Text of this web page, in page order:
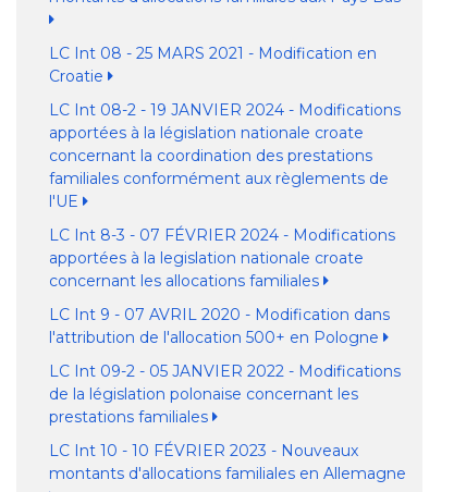
LC Int 08 - 25 MARS 2021 - Modification en
Croatie
LC Int 08-2 - 19 JANVIER 2024 - Modifications
apportées à la législation nationale croate
concernant la coordination des prestations
familiales conformément aux règlements de
l'UE
LC Int 8-3 - 07 FÉVRIER 2024 - Modifications
apportées à la legislation nationale croate
concernant les allocations familiales
LC Int 9 - 07 AVRIL 2020 - Modification dans
l'attribution de l'allocation 500+ en Pologne
LC Int 09-2 - 05 JANVIER 2022 - Modifications
de la législation polonaise concernant les
prestations familiales
LC Int 10 - 10 FÉVRIER 2023 - Nouveaux
montants d'allocations familiales en Allemagne